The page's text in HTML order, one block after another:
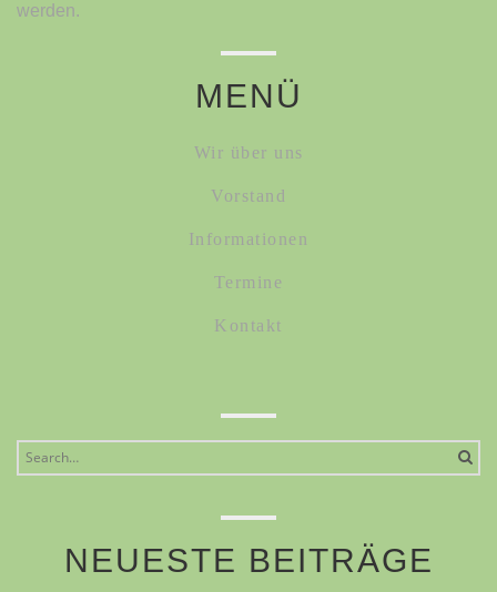
werden.
MENÜ
Wir über uns
Vorstand
Informationen
Termine
Kontakt
for:
NEUESTE BEITRÄGE